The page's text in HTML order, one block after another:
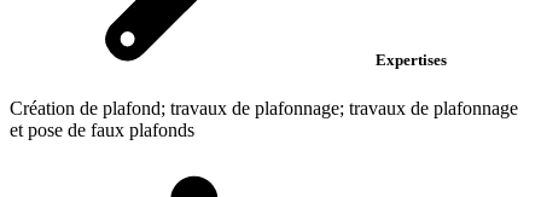
Expertises
Création de plafond; travaux de plafonnage; travaux de plafonnage
et pose de faux plafonds